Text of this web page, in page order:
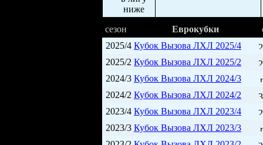
сезон Еврокубки
2025/4 Кубок Вызова ЛХЛ 2025/4
2025/2 Кубок Вызова ЛХЛ 2025/2
2024/3 Кубок Вызова ЛХЛ 2024/3
2024/2 Кубок Вызова ЛХЛ 2024/2
2023/4 Кубок Вызова ЛХЛ 2023/4
2023/3 Кубок Вызова ЛХЛ 2023/3